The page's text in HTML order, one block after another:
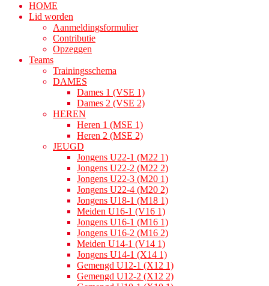
HOME
Lid worden
Aanmeldingsformulier
Contributie
Opzeggen
Teams
Trainingsschema
DAMES
Dames 1 (VSE 1)
Dames 2 (VSE 2)
HEREN
Heren 1 (MSE 1)
Heren 2 (MSE 2)
JEUGD
Jongens U22-1 (M22 1)
Jongens U22-2 (M22 2)
Jongens U22-3 (M20 1)
Jongens U22-4 (M20 2)
Jongens U18-1 (M18 1)
Meiden U16-1 (V16 1)
Jongens U16-1 (M16 1)
Jongens U16-2 (M16 2)
Meiden U14-1 (V14 1)
Jongens U14-1 (X14 1)
Gemengd U12-1 (X12 1)
Gemengd U12-2 (X12 2)